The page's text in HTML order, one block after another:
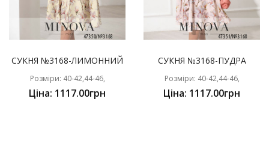
СУКНЯ №3168-ЛИМОННИЙ
Розміри: 40-42,44-46,
Ціна: 1117.00грн
СУКНЯ №3168-ПУДРА
Розміри: 40-42,44-46,
Ціна: 1117.00грн